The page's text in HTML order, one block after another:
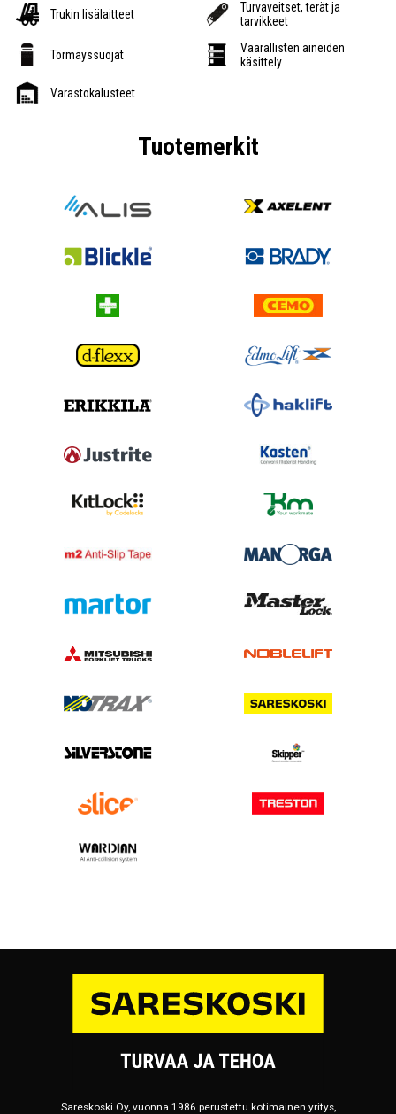
Trukin lisälaitteet
Turvaveitset, terät ja
tarvikkeet
Törmäyssuojat
Vaarallisten aineiden
käsittely
Varastokalusteet
Tuotemerkit
Sareskoski Oy, vuonna 1986 perustettu kotimainen yritys,